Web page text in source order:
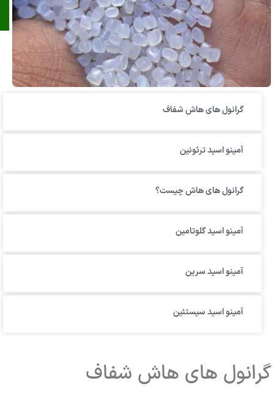
گرانول‌ های هاش شفاف
آمینو اسید ترئونین
گرانول های هاش چیست؟
آمینو اسید گلوتامین
آمینو اسید سرین
آمینو اسید سیستئین
های هاش شفاف